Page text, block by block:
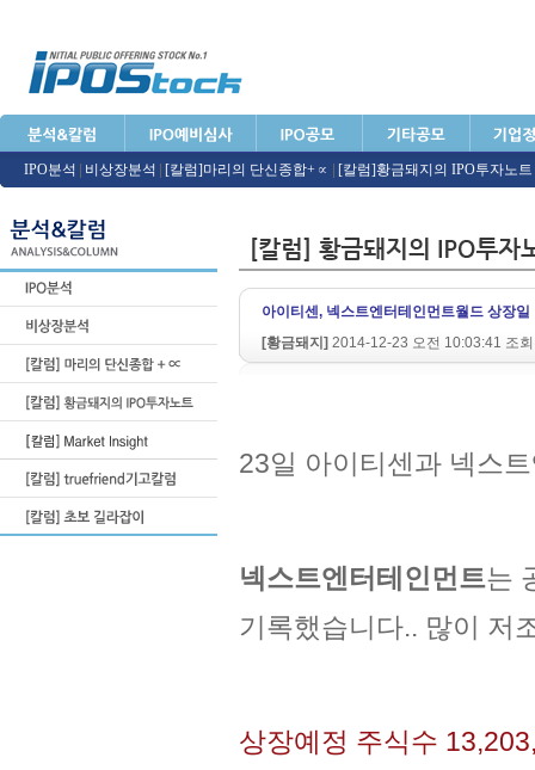
IPO분석 비상장분석 [칼럼]마리의 단신종합+∝ [칼럼]황금돼지의 IPO투자노트
아이티센, 넥스트엔터테인먼트월드 상장일
[황금돼지] 2014-12-23 오전 10:03:41 조
23일 아이티센과 넥스
넥스트엔터테인먼트는
기록했습니다.. 많이 저
상장예정 주식수